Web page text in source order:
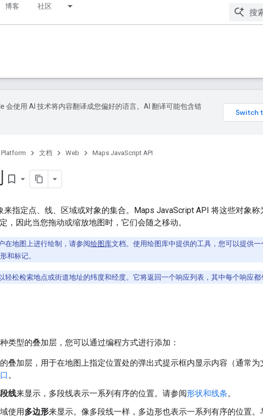
博客 社区
会使用 AI 技术将内容翻译成您偏好的语言。AI 翻译可能包含错
文档 Web Maps JavaScript API
bookmark_border
指定点、线、区域或对象的集合。Maps JavaScript API 将这些对象称
，因此当您拖动或缩放地图时，它们会随之移动。
在地图上进行绘制，请参阅绘图库文档。使用绘图库中提供的工具，您可以提供
和标记。
轻松检索地点或街道地址的纬度和经度。它将返回一个响应列表，其中每个响应都
类型的叠加层，您可以通过编程方式进行添加：
叠加层，用于在地图上指定位置处的弹出式提示框内显示内容（通常为
。
线来显示，多段线表示一系列有序的位置。请参阅形状和线条。
使用多边形来显示。像多段线一样，多边形也表示一系列有序的位置。